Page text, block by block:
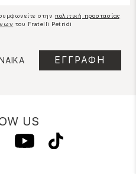
στην πολιτική προστασίας
του Fratelli Petridi
US